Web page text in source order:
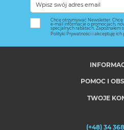
Chcę otrzymywać Newsletter.
e-mail informacje o promocjach,
specjalnych rabatach. Zapoznałem
Polityki Prywatności i akceptuję ich
POMOC I
TWOJE
(+48) 34